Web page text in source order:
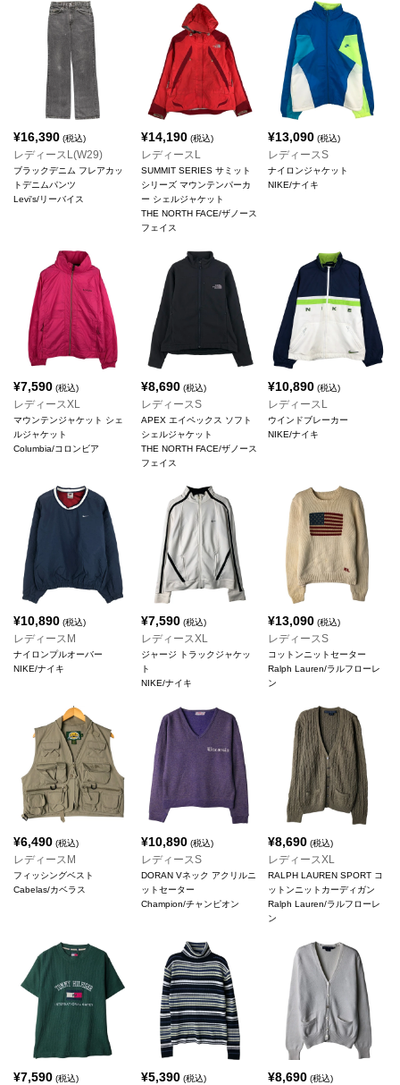
¥16,390 (税込)
レディースL(W29)
ブラックデニム フレアカッ
トデニムパンツ
Levi's/リーバイス
¥14,190(税込)
レディースL
SUMMIT SERIES サミット
シリーズ マウンテンパーカ
ー シェルジャケット
THE NORTH FACE/ザノース
フェイス
¥13,090 (税込)
レディースS
ナイロンジャケット
NIKE/ナイキ
¥7,590 (税込)
レディースXL
マウンテンジャケット シェ
ルジャケット
Columbia/コロンビア
¥8,690(税込)
レディースS
APEX エイペックス ソフト
シェルジャケット
THE NORTH FACE/ザノース
フェイス
¥10,890 (税込)
レディースL
ウインドブレーカー
NIKE/ナイキ
¥10,890 (税込)
レディースM
ナイロンプルオーバー
NIKE/ナイキ
¥7,590(税込)
レディースXL
ジャージ トラックジャケッ
ト
NIKE/ナイキ
¥13,090 (税込)
レディースS
コットンニットセーター
Ralph Lauren/ラルフローレ
ン
¥6,490 (税込)
レディースM
フィッシングベスト
Cabelas/カベラス
¥10,890(税込)
レディースS
DORAN Vネック アクリルニ
ットセーター
Champion/チャンピオン
¥8,690 (税込)
レディースXL
RALPH LAUREN SPORT コ
ットンニットカーディガン
Ralph Lauren/ラルフローレ
ン
¥7,590 (税込) ¥5,390(税込) ¥8,690 (税込)